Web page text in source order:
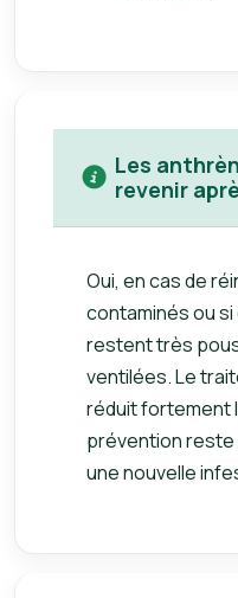
Les
revenir
Oui, en cas de
contaminés ou
restent très
ventilées. Le
réduit fortement
prévention
une nouvelle